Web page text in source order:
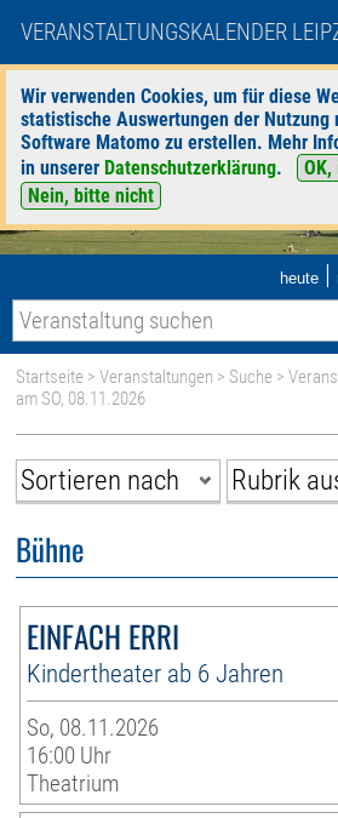
VERANSTALTUNGSKALENDER
Wir verwenden Cookies, um für diese
statistische Auswertungen der
Software Matomo zu erstellen. Mehr
in unserer Datenschutzerklärung.
Nein, bitte nicht
heute |
Startseite >Veranstaltungen > Suche >
am SO, 08.11.2026
Bühne
EINFACH ERRI
Kindertheater ab 6 Jahren
So, 08.11.2026
16:00 Uhr
Theatrium